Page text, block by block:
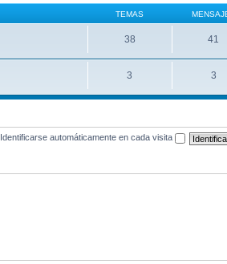
TEMAS
38 41
3 3
Identificarse automáticamente en cada visita